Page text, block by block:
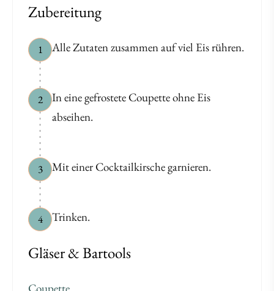
Zubereitung
1 Alle Zutaten zusammen auf viel Eis rühren.
2
In eine gefrostete Coupette ohne Eis
abseihen.
3 Mit einer Cocktailkirsche garnieren.
4 Trinken.
Gläser & Bartools